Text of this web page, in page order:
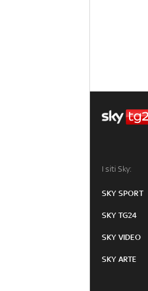
I siti Sky:
SKY SPORT
SKY TG24
SKY VIDEO
SKY ARTE